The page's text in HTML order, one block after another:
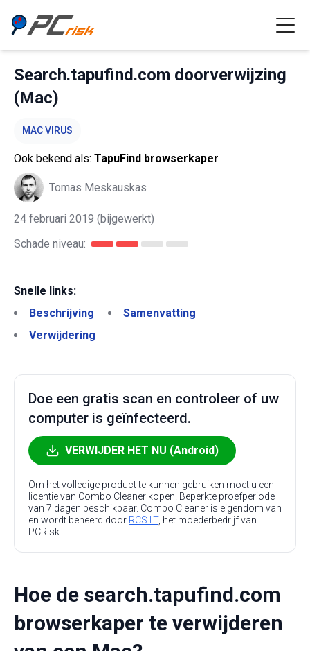
Search.tapufind.com doorverwijzing
(Mac)
MAC VIRUS
Ook bekend als: TapuFind browserkaper
Tomas Meskauskas
24 februari 2019 (bijgewerkt)
Schade niveau:
Snelle links:
Beschrijving
Samenvatting
Verwijdering
Doe een gratis scan en controleer of uw
computer is geïnfecteerd.
VERWIJDER HET NU (Android)
Om het volledige product te kunnen gebruiken moet u een
licentie van Combo Cleaner kopen. Beperkte proefperiode
van 7 dagen beschikbaar. Combo Cleaner is eigendom van
en wordt beheerd door RCS LT, het moederbedrijf van
PCRisk.
Hoe de search.tapufind.com
browserkaper te verwijderen